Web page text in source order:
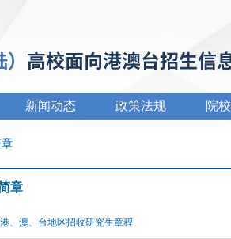
新闻动态 政策法规 院
章
、澳、台地区招收研究生章程